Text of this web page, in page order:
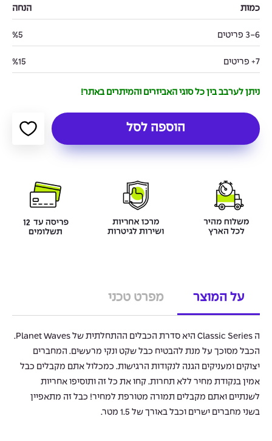
כמות הנחה
3-6 פריטים %5
7+ פריטים %15
ניתן לערבב בין כל סוגי האביזרים והמיתרים באתר!
הוספה לסל
על המוצר מפרט טכני
ה Classic Series היא סדרת הכבלים ההתחלתית של Planet Waves.
הכבל מסוכך על מנת להבטיח כבל שקט ונקי מרעשים. המחברים
יצוקים ומעניקים הגנה לנקודות הרגישות. כמכלול אתם מקבלים כבל
אמין בנקודת מחיר ללא תחרות. קחו את כל זה ותוסיפו אחריות
לשנתיים ואתם מקבלים תמורה מטורפת למחיר! כבל זה מתאפיין
בשני מחברים ישרים וכבל באורך של 1.5 מטר.